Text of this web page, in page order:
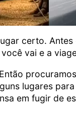
certo.
vai e a
lugares
em fugir de